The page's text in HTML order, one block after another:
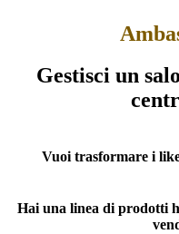
Gestisci un
Vuoi trasformare i
Hai una linea di prodotti